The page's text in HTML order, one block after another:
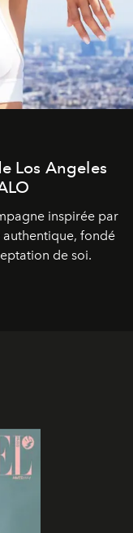
Los Angeles
inspirée par
authentique, fondé
de soi.